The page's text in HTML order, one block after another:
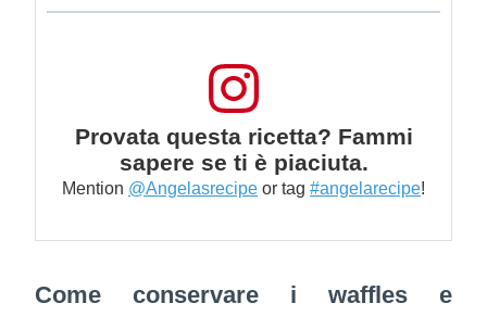
Provata questa ricetta? Fammi
sapere se ti è piaciuta.
Mention @Angelasrecipe or tag #angelarecipe!
Come conservare i waffles e